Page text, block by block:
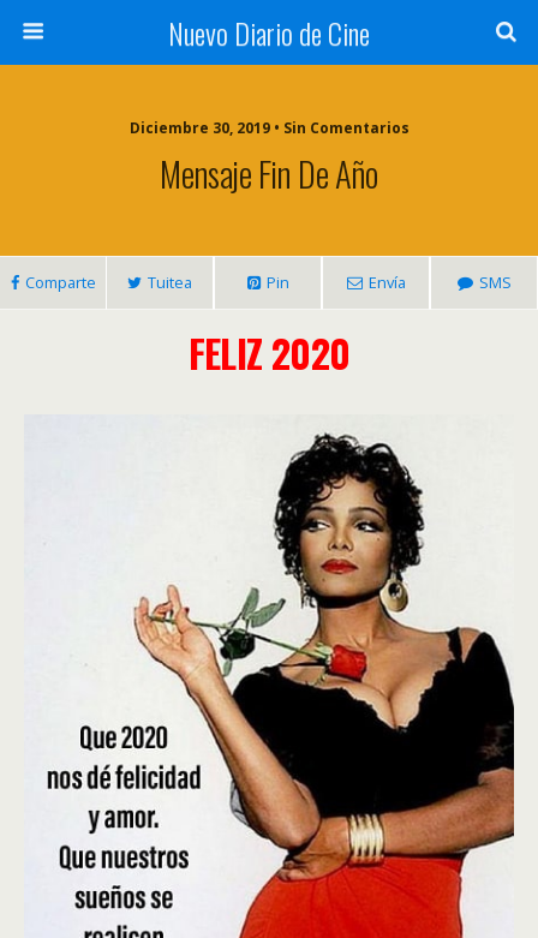
Nuevo Diario de Cine
Diciembre 30, 2019 • Sin Comentarios
Mensaje Fin De Año
Comparte Tuitea Pin Envía SMS
FELIZ 2020